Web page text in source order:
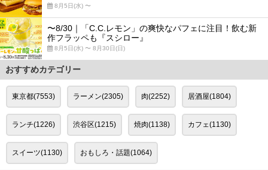
8月5日(水) 〜
〜8/30｜「C.C.レモン」の爽快なパフェに注目！飲む新
作フラッペも『スシロー』
8月5日(水) 〜 8月30日(日)
おすすめカテゴリー
東京都(7553) ラーメン(2305) 肉(2252) 居酒屋(1804)
ランチ(1226) 渋谷区(1215) 焼肉(1138) カフェ(1130)
スイーツ(1130) おもしろ・話題(1064)